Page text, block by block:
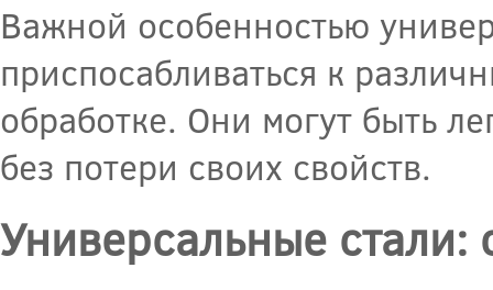
Важной особенностью
приспосабливаться к
обработке. Они могут быть
без потери своих свойств.
Универсальные стали: